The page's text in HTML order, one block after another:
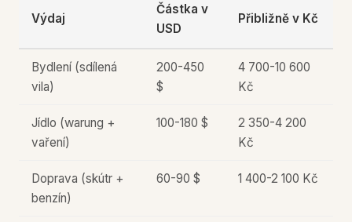
Výdaj
Částka v
USD
Přibližně v Kč
Bydlení (sdílená
vila)
200-450
$
4 700-10 600
Kč
Jídlo (warung +
vaření)
100-180 $
2 350-4 200
Kč
Doprava (skútr +
benzín)
60-90 $ 1 400-2 100 Kč